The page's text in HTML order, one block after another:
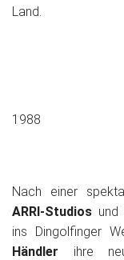
Land.
1988
Nach einer
ARRI-Studios und
ins Dingolfinger
Händler ihre